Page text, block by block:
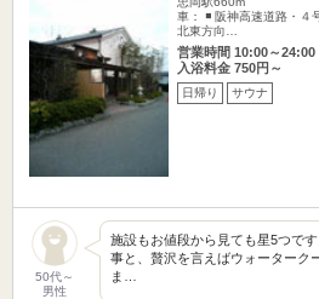
車： ◾️ 阪神高速道路・４
北東方向…
営業時間 10:00～24:00
入浴料金 750円～
日帰り サウナ
50代～
男性
施設もお値段から見ても星5つで
事と、贅沢を言えばウォーターク
ま…